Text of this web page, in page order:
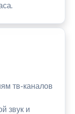
тв-каналов
звук и